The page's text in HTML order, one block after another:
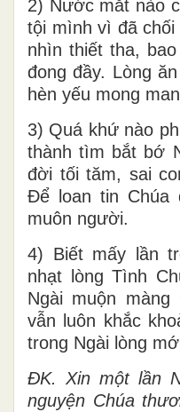
2) Nước mắt nào
tội mình vì đã chối
nhìn thiết tha,
đong đầy. Lòng
hèn yếu mong
3) Quá khứ nào
thành tìm bắt bớ
đời tối tăm, sai
Để loan tin Chúa
muôn người.
4) Biết mấy lần
nhạt lòng Tình
Ngài muộn
vẫn luôn khắc
trong Ngài lòng
ĐK. Xin một lần
nguyện Chúa